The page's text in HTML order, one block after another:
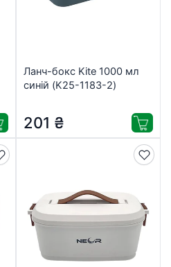
Ланч-бокс Kite 1000 мл
синій (K25-1183-2)
201 ₴